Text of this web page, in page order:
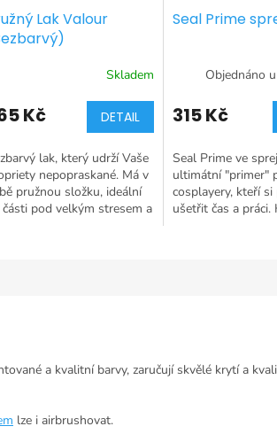
Lak Valour
Skladem
Kč DETAIL
lak, který udrží Vaše
nepopraskané. Má v
pružnou složku, ideální
části pod velkým stresem a
Seal Prime
Objednáno
315 Kč
Seal Prime ve
ultimátní "primer"
cosplayery, kteří
ušetřit čas a práci.
a kvalitní barvy, zaručují skvělé krytí a
lze i airbrushovat.